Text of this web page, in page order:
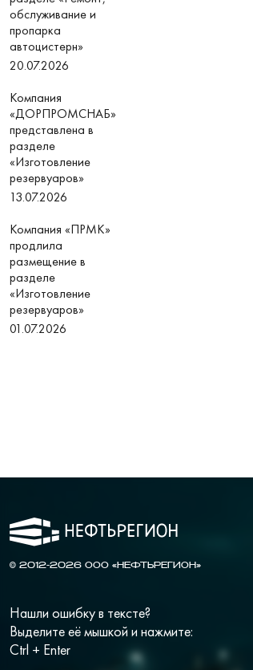
обслуживание и
пропарка
автоцистерн»
20.07.2026
Компания
«ДОРПРОМСНАБ»
представлена в
разделе
«Изготовление
резервуаров»
13.07.2026
Компания «ПРМК»
продлила
размещение в
разделе
«Изготовление
резервуаров»
01.07.2026
© 2012-2026 ООО «НЕФТЬРЕГИОН»
Нашли ошибку в тексте?
Выделите её мышкой и нажмите:
Ctrl + Enter